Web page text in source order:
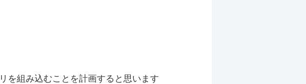
を組み込むことを計画すると思います